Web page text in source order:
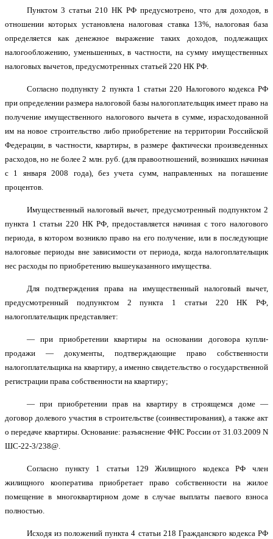
Пунктом 3 статьи 210 НК РФ предусмотрено, что для доходов, в
отношении которых установлена налоговая ставка 13%, налоговая база
определяется как денежное выражение таких доходов, подлежащих
налогообложению, уменьшенных, в частности, на сумму имущественных
налоговых вычетов, предусмотренных статьей 220 НК РФ.
Согласно подпункту 2 пункта 1 статьи 220 Налогового кодекса РФ
при определении размера налоговой базы налогоплательщик имеет право на
получение имущественного налогового вычета в сумме, израсходованной
им на новое строительство либо приобретение на территории Российской
Федерации, в частности, квартиры, в размере фактически произведенных
расходов, но не более 2 млн. руб. (для правоотношений, возникших начиная
с 1 января 2008 года), без учета сумм, направленных на погашение
процентов.
Имущественный налоговый вычет, предусмотренный подпунктом 2
пункта 1 статьи 220 НК РФ, предоставляется начиная с того налогового
периода, в котором возникло право на его получение, или в последующие
налоговые периоды вне зависимости от периода, когда налогоплательщик
нес расходы по приобретению вышеуказанного имущества.
Для подтверждения права на имущественный налоговый вычет,
предусмотренный подпунктом 2 пункта 1 статьи 220 НК РФ,
налогоплательщик представляет:
— при приобретении квартиры на основании договора купли-
продажи — документы, подтверждающие право собственности
налогоплательщика на квартиру, а именно свидетельство о государственной
регистрации права собственности на квартиру;
— при приобретении прав на квартиру в строящемся доме —
договор долевого участия в строительстве (соинвестирования), а также акт
о передаче квартиры. Основание: разъяснение ФНС России от 31.03.2009 N
ШС-22-3/238@.
Согласно пункту 1 статьи 129 Жилищного кодекса РФ член
жилищного кооператива приобретает право собственности на жилое
помещение в многоквартирном доме в случае выплаты паевого взноса
полностью.
Исходя из положений пункта 4 статьи 218 Гражданского кодекса РФ